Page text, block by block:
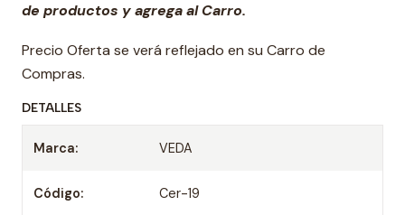
de productos y agrega al Carro.
Precio Oferta se verá reflejado en su Carro de
Compras.
DETALLES
Marca: VEDA
Código: Cer-19